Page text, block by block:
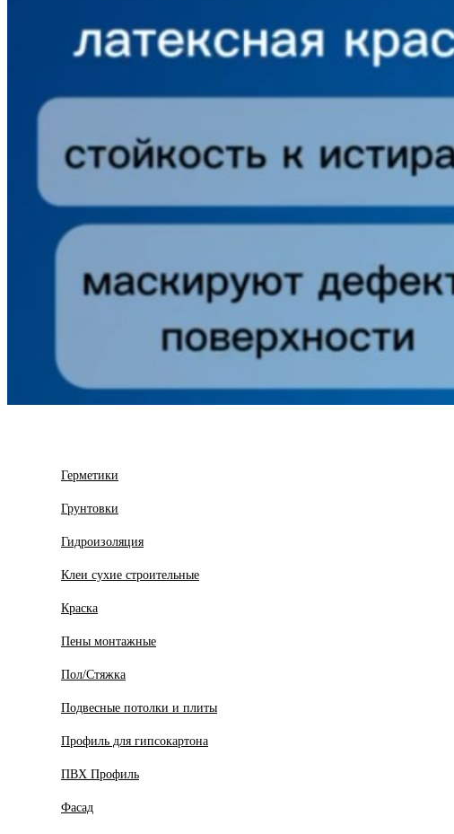
Герметики
Грунтовки
Гидроизоляция
Клеи сухие строительные
Краска
Пены монтажные
Пол/Стяжка
Подвесные потолки и плиты
Профиль для гипсокартона
ПВХ Профиль
Фасад